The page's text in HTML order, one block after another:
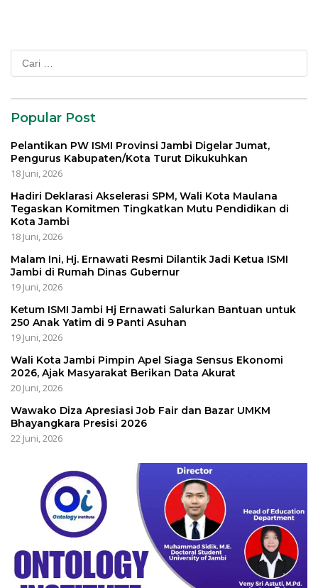
Cari
untuk:
Popular Post
Pelantikan PW ISMI Provinsi Jambi Digelar Jumat,
Pengurus Kabupaten/Kota Turut Dikukuhkan
18 Juni, 2026
Hadiri Deklarasi Akselerasi SPM, Wali Kota Maulana
Tegaskan Komitmen Tingkatkan Mutu Pendidikan di
Kota Jambi
18 Juni, 2026
Malam Ini, Hj. Ernawati Resmi Dilantik Jadi Ketua ISMI
Jambi di Rumah Dinas Gubernur
19 Juni, 2026
Ketum ISMI Jambi Hj Ernawati Salurkan Bantuan untuk
250 Anak Yatim di 9 Panti Asuhan
19 Juni, 2026
Wali Kota Jambi Pimpin Apel Siaga Sensus Ekonomi
2026, Ajak Masyarakat Berikan Data Akurat
20 Juni, 2026
Wawako Diza Apresiasi Job Fair dan Bazar UMKM
Bhayangkara Presisi 2026
22 Juni, 2026